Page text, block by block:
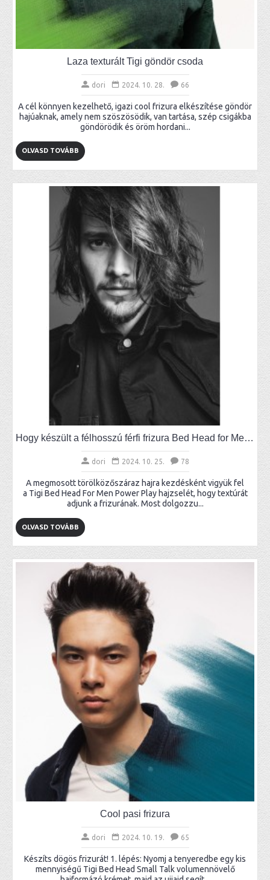
Laza texturált Tigi göndör csoda
dori 2024. 10. 28. 66
A cél könnyen kezelhető, igazi cool frizura elkészítése göndör
hajúaknak, amely nem szöszösödik, van tartása, szép csigákba
göndörödik és öröm hordani...
OLVASD TOVÁBB
Hogy készült a félhosszú férfi frizura Bed Head for Men módra?
dori 2024. 10. 25. 78
A megmosott törölközőszáraz hajra kezdésként vigyük fel
a Tigi Bed Head For Men Power Play hajzselét, hogy textúrát
adjunk a frizurának. Most dolgozzu...
OLVASD TOVÁBB
Cool pasi frizura
dori 2024. 10. 19. 65
Készíts dögös frizurát! 1. lépés: Nyomj a tenyeredbe egy kis
mennyiségű Tigi Bed Head Small Talk volumennövelő